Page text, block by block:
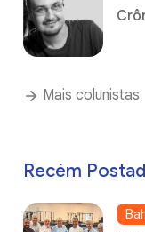
Mais colunistas
Recém